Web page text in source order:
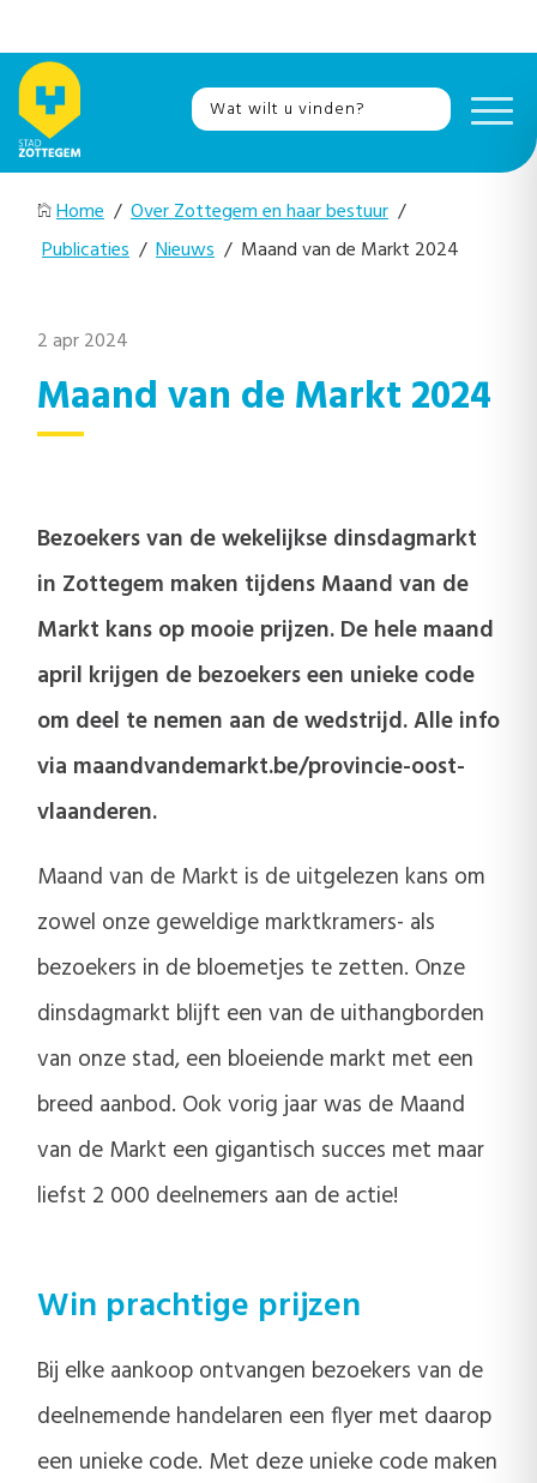
Home / Over Zottegem en haar bestuur /
Publicaties / Nieuws / Maand van de Markt 2024
2 apr 2024
Maand van de Markt 2024
Bezoekers van de wekelijkse dinsdagmarkt
in Zottegem maken tijdens Maand van de
Markt kans op mooie prijzen. De hele maand
april krijgen de bezoekers een unieke code
om deel te nemen aan de wedstrijd. Alle info
via maandvandemarkt.be/provincie-oost-
vlaanderen.
Maand van de Markt is de uitgelezen kans om
zowel onze geweldige marktkramers- als
bezoekers in de bloemetjes te zetten. Onze
dinsdagmarkt blijft een van de uithangborden
van onze stad, een bloeiende markt met een
breed aanbod. Ook vorig jaar was de Maand
van de Markt een gigantisch succes met maar
liefst 2 000 deelnemers aan de actie!
Win prachtige prijzen
Bij elke aankoop ontvangen bezoekers van de
deelnemende handelaren een flyer met daarop
een unieke code. Met deze unieke code maken